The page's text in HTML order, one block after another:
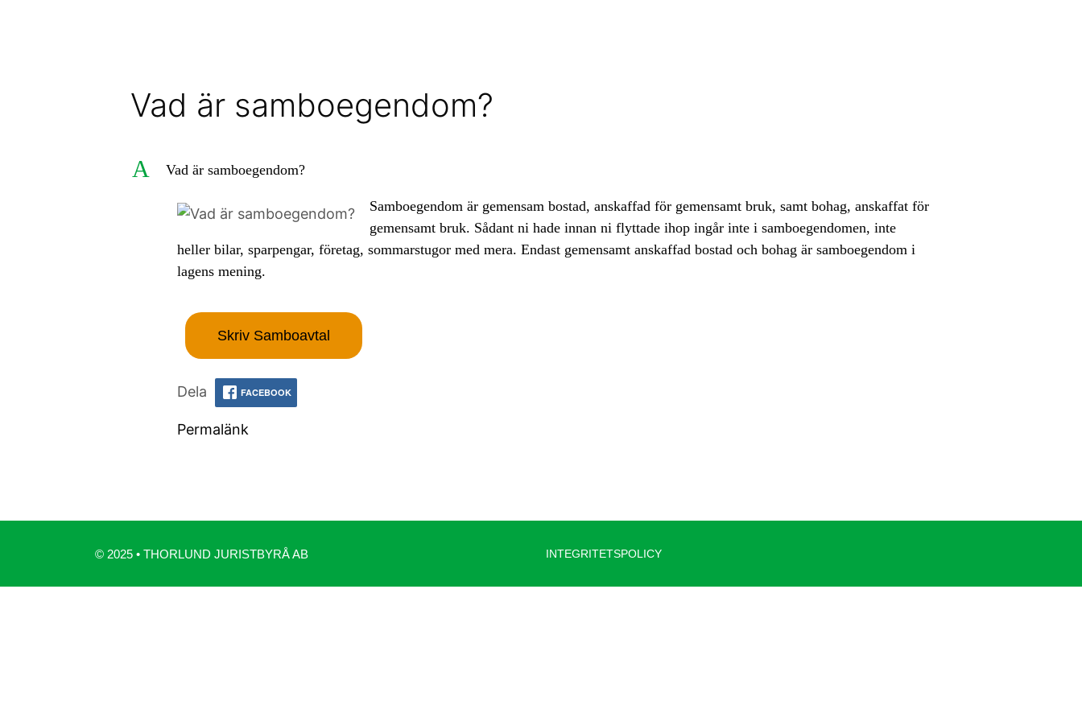
Vad är samboegendom?
A Vad är samboegendom?
Samboegendom är gemensam bostad, anskaffad för gemensamt bruk, samt bohag, anskaffat för
gemensamt bruk. Sådant ni hade innan ni flyttade ihop ingår inte i samboegendomen, inte
heller bilar, sparpengar, företag, sommarstugor med mera. Endast gemensamt anskaffad bostad och bohag är samboegendom i
lagens mening.
Skriv Samboavtal
Dela FACEBOOK
Permalänk
© 2025 • THORLUND JURISTBYRÅ AB INTEGRITETSPOLICY